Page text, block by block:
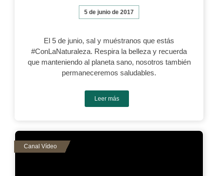
5 de junio de 2017
El 5 de junio, sal y muéstranos que estás
#ConLaNaturaleza. Respira la belleza y recuerda
que manteniendo al planeta sano, nosotros también
permaneceremos saludables.
Leer más